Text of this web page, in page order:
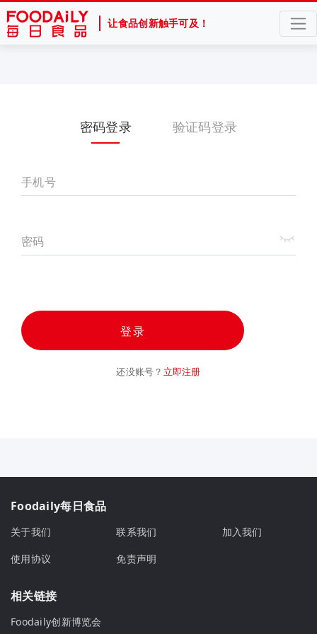
让食品创新触手可及！
密码登录 验证码登录
手机号
密码
登录
还没账号？ 立即注册
Foodaily每日食品
关于我们 联系我们
加入我们
使用协议
免责声明
相关链接
Foodaily创新博览会